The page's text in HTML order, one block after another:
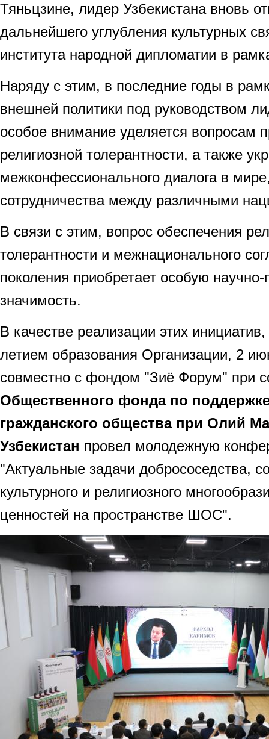
Тяньцзине, лидер Узбекистана вновь
дальнейшего углубления культурных
института народной дипломатии в
Наряду с этим, в последние годы в
внешней политики под руководством
особое внимание уделяется вопросам
религиозной толерантности, а также
межконфессионального диалога в
сотрудничества между различными
В связи с этим, вопрос обеспечения
толерантности и межнационального
поколения приобретает особую научно-
значимость.
В качестве реализации этих
летием образования Организации, 2
совместно с фондом "Зиё Форум" при
Общественного фонда по
гражданского общества при Олий
Узбекистан провел молодежную
"Актуальные задачи добрососедства,
культурного и религиозного
ценностей на пространстве ШОС".